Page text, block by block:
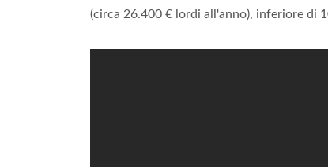
(circa 26.400 € lordi all'anno), inferiore di